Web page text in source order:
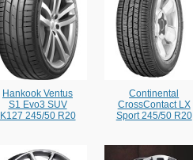
Hankook Ventus
S1 Evo3 SUV
K127 245/50 R20
Continental
CrossContact LX
Sport 245/50 R20